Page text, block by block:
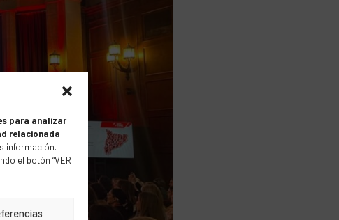
para analizar
relacionada
información.
el botón “VER